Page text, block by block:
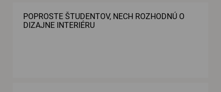
POPROSTE ŠTUDENTOV, NECH ROZHODNÚ O
DIZAJNE INTERIÉRU